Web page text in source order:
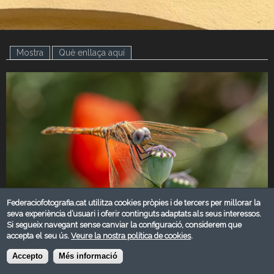
Mostra (pestanya activa)
Què enllaça aquí
JUNY 2025
Categoria:
Federaciofotografia.cat utilitza cookies pròpies i de tercers per millorar la
seva experiència d’usuari i oferir continguts adaptats als seus interessos.
Si segueix navegant sense canviar la configuració, considerem que
accepta el seu ús.Veure la nostra política de cookies.
Accepto Més informació